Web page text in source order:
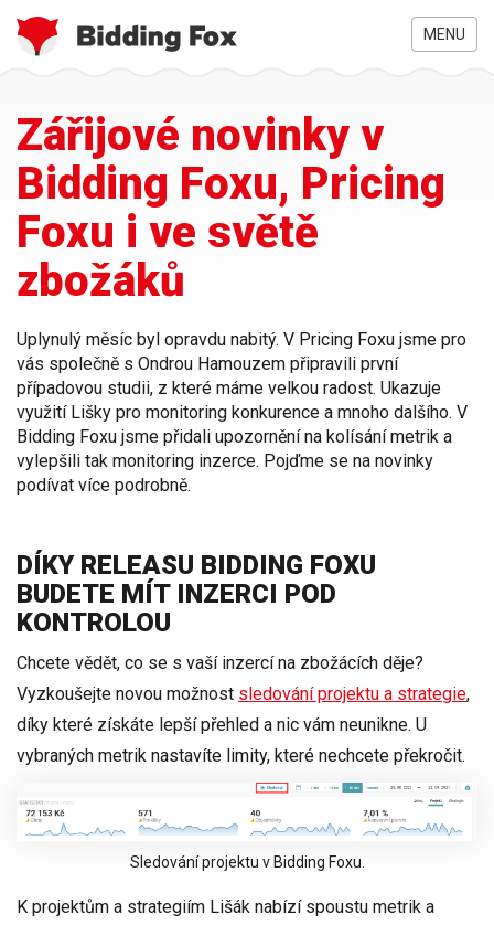
hlavnímu
obsahu
MENU
zde
Zářijové novinky v
Bidding Foxu, Pricing
Foxu i ve světě
zbožáků
Uplynulý měsíc byl opravdu nabitý. V Pricing Foxu jsme pro
vás společně s Ondrou Hamouzem připravili první
případovou studii, z které máme velkou radost. Ukazuje
využití Lišky pro monitoring konkurence a mnoho dalšího. V
Bidding Foxu jsme přidali upozornění na kolísání metrik a
vylepšili tak monitoring inzerce. Pojďme se na novinky
podívat více podrobně.
DÍKY RELEASU BIDDING FOXU
BUDETE MÍT INZERCI POD
KONTROLOU
Chcete vědět, co se s vaší inzercí na zbožácích děje?
Vyzkoušejte novou možnost sledování projektu a strategie,
díky které získáte lepší přehled a nic vám neunikne. U
vybraných metrik nastavíte limity, které nechcete překročit.
Sledování projektu v Bidding Foxu.
K projektům a strategiím Lišák nabízí spoustu metrik a